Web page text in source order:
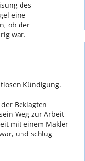
des
eine
ob der
war.
Kündigung.
Beklagten
Weg zur Arbeit
mit einem Makler
und schlug